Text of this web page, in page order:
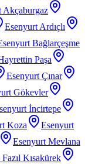
Akçaburgaz
Esenyurt Ardıçlı
Bağlarçeşme
Paşa
Esenyurt Çınar
Gökevler
İncirtepe
Koza
Esenyurt
Esenyurt Mevlana
Kısakürek